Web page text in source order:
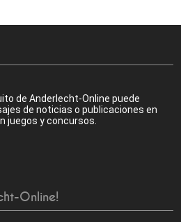
de Anderlecht-Online puede
de noticias o publicaciones en
juegos y concursos.
Online!